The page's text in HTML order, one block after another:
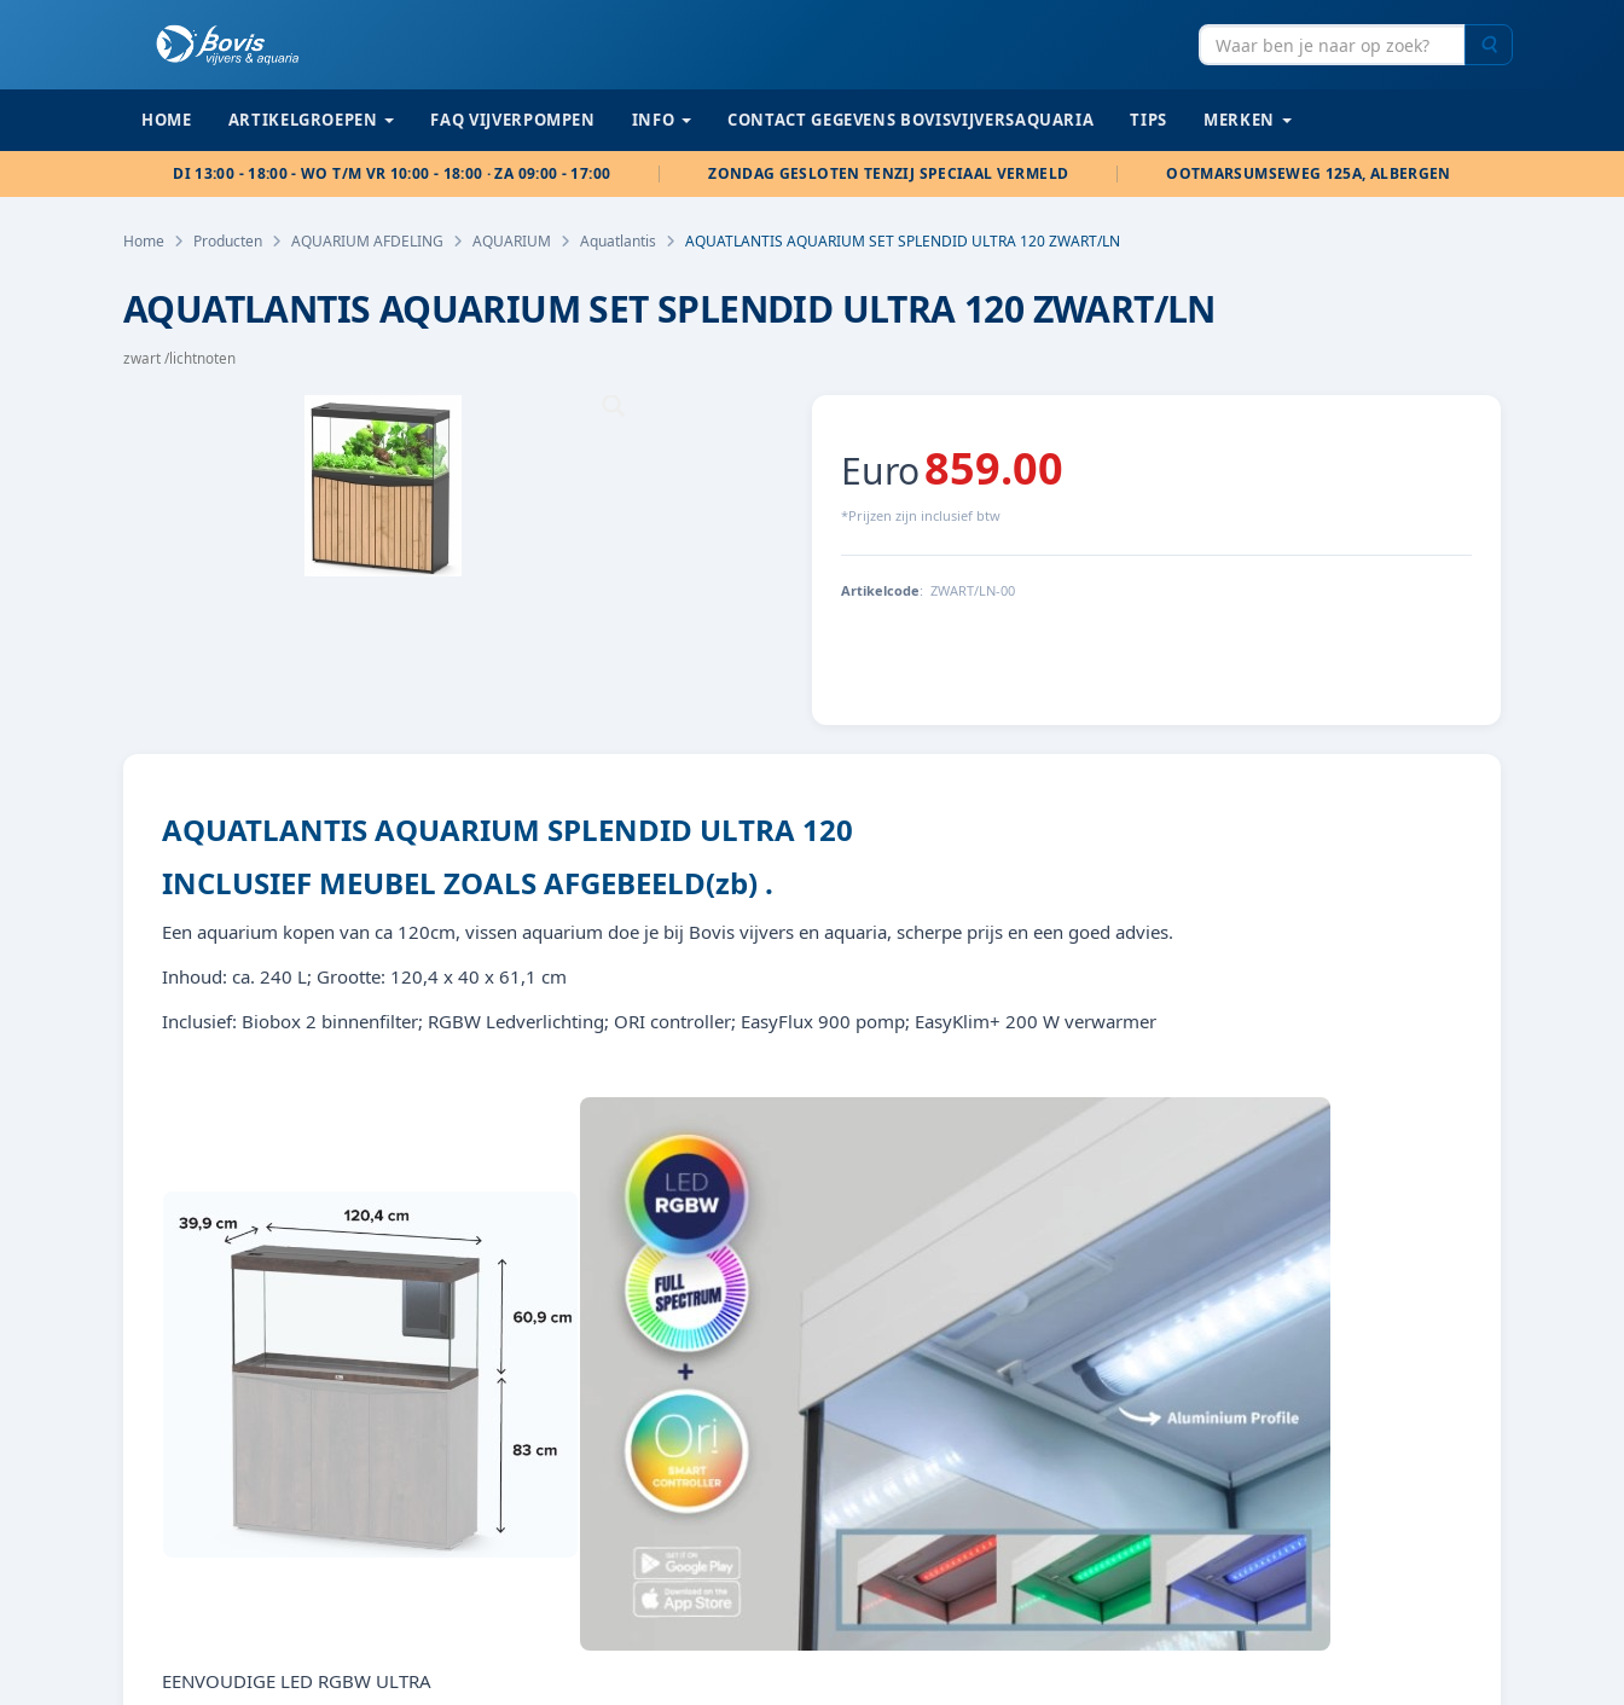
HOME ARTIKELGROEPEN FAQ VIJVERPOMPEN INFO CONTACT GEGEVENS BOVISVIJVERSAQUARIA TIPS MERKEN
DI 13:00 - 18:00 - WO T/M VR 10:00 - 18:00 · ZA 09:00 - 17:00 ZONDAG GESLOTEN TENZIJ SPECIAAL VERMELD OOTMARSUMSEWEG 125A, ALBERGEN
Home Producten AQUARIUM AFDELING AQUARIUM Aquatlantis AQUATLANTIS AQUARIUM SET SPLENDID ULTRA 120 ZWART/LN
AQUATLANTIS AQUARIUM SET SPLENDID ULTRA 120 ZWART/LN
zwart /lichtnoten
Euro859.00
*Prijzen zijn inclusief btw
Artikelcode: ZWART/LN-00
AQUATLANTIS AQUARIUM SPLENDID ULTRA 120
INCLUSIEF MEUBEL ZOALS AFGEBEELD(zb) .
Een aquarium kopen van ca 120cm, vissen aquarium doe je bij Bovis vijvers en aquaria, scherpe prijs en een goed advies.
Inhoud: ca. 240 L; Grootte: 120,4 x 40 x 61,1 cm
Inclusief: Biobox 2 binnenfilter; RGBW Ledverlichting; ORI controller; EasyFlux 900 pomp; EasyKlim+ 200 W verwarmer
EENVOUDIGE LED RGBW ULTRA